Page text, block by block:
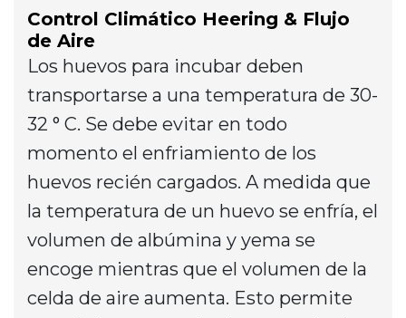
Control Climático Heering & Flujo
de Aire
Los huevos para incubar deben
transportarse a una temperatura de 30-
32 ° C. Se debe evitar en todo
momento el enfriamiento de los
huevos recién cargados. A medida que
la temperatura de un huevo se enfría, el
volumen de albúmina y yema se
encoge mientras que el volumen de la
celda de aire aumenta. Esto permite